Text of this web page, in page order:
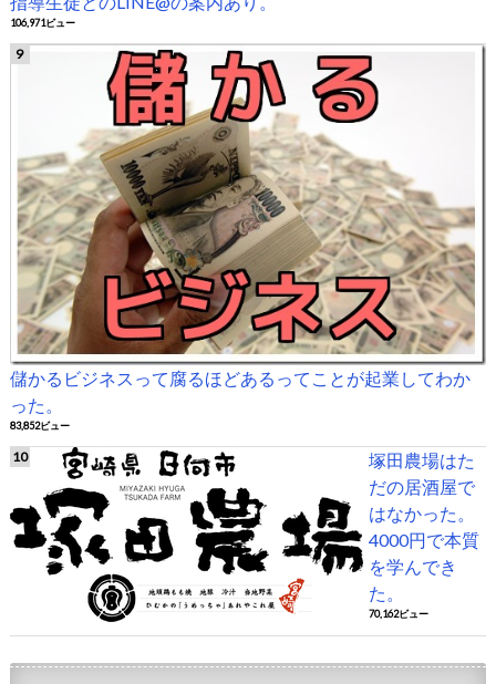
106,971ビュー
儲かるビジネスって腐るほどあるってことが起業してわか
った。
83,852ビュー
塚田農場はた
だの居酒屋で
はなかった。
4000円で本質
を学んでき
た。
70,162ビュー